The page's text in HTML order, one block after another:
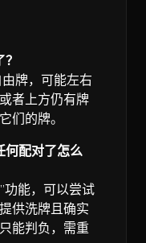
牌，可能左右
者上方仍有牌
们的牌。
何配对了怎么
功能，可以尝试
供洗牌且确实
能判负，需重